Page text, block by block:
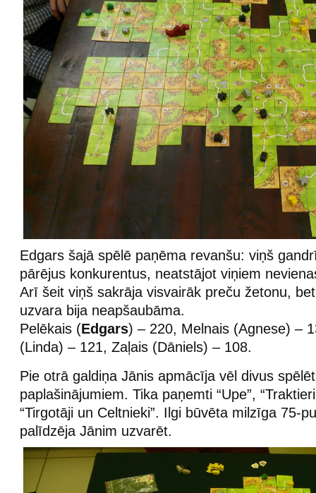
Edgars šajā spēlē paņēma revanšu: viņš
pārējus konkurentus, neatstājot viņiem
Arī šeit viņš sakrāja visvairāk preču žetonu,
uzvara bija neapšaubāma.
Pelēkais (Edgars) – 220, Melnais (Agnese) –
(Linda) – 121, Zaļais (Dāniels) – 108.
Pie otrā galdiņa Jānis apmācīja vēl divus
paplašinājumiem. Tika paņemti “Upe”,
“Tirgotāji un Celtnieki”. Ilgi būvēta milzīga 75-
palīdzēja Jānim uzvarēt.